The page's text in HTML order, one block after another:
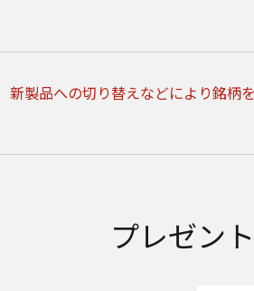
製品への切り替えなどにより銘
プレゼン